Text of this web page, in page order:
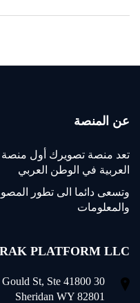
عن المنصة
تعد منصة تصويرك أول منصة
العربية في الوطن العربي
وتسعى دائما الى تطور
والمعلومات
PLATFORM LLC
N Gould St, Ste 41800
Sheridan WY 82801